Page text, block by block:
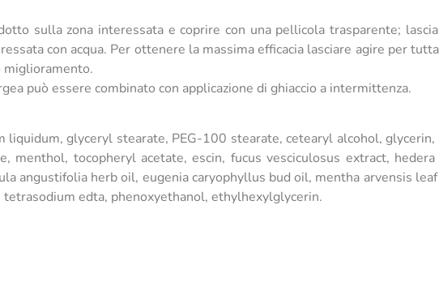
sulla zona interessata e coprire con una pellicola trasparente;
con acqua. Per ottenere la massima efficacia lasciare agire per
miglioramento.
può essere combinato con applicazione di ghiaccio a intermittenza.
glyceryl stearate, PEG-100 stearate, cetearyl alcohol,
menthol, tocopheryl acetate, escin, fucus vesciculosus extract,
angustifolia herb oil, eugenia caryophyllus bud oil, mentha arvensis
edta, phenoxyethanol, ethylhexylglycerin.